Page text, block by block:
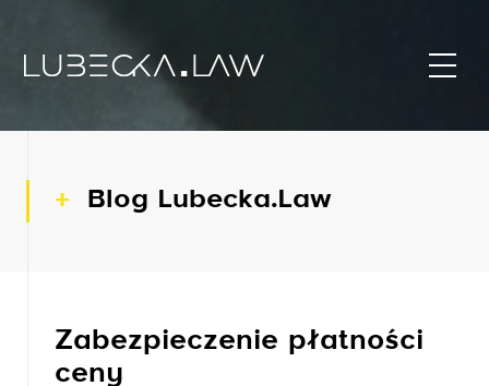
Blog Lubecka.Law
Zabezpieczenie płatności
ceny